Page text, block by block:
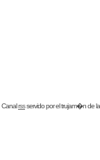
Canalrssservido por eltrujam�nde